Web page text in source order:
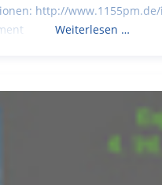
http://
Weiterlesen …